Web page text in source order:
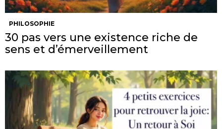
PHILOSOPHIE
30 pas vers une existence riche de
sens et d’émerveillement